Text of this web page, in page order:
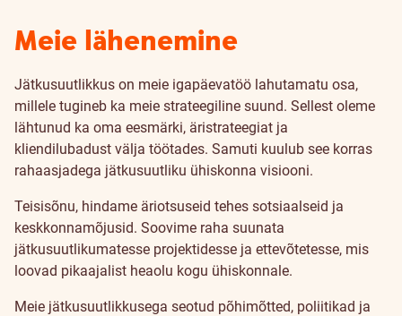
Meie lähenemine
Jätkusuutlikkus on meie igapäevatöö lahutamatu osa,
millele tugineb ka meie strateegiline suund. Sellest oleme
lähtunud ka oma eesmärki, äristrateegiat ja
kliendilubadust välja töötades. Samuti kuulub see korras
rahaasjadega jätkusuutliku ühiskonna visiooni.
Teisisõnu, hindame äriotsuseid tehes sotsiaalseid ja
keskkonnamõjusid. Soovime raha suunata
jätkusuutlikumatesse projektidesse ja ettevõtetesse, mis
loovad pikaajalist heaolu kogu ühiskonnale.
Meie jätkusuutlikkusega seotud põhimõtted, poliitikad ja